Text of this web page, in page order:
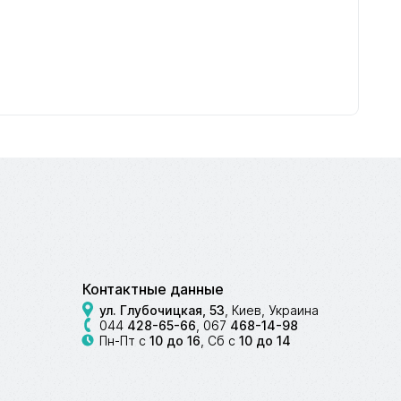
Контактные данные
ул. Глубочицкая, 53 , Киев, Украина
044 428-65-66 067 468-14-98
Пн-Пт с 10 до 16 , Сб с 10 до 14